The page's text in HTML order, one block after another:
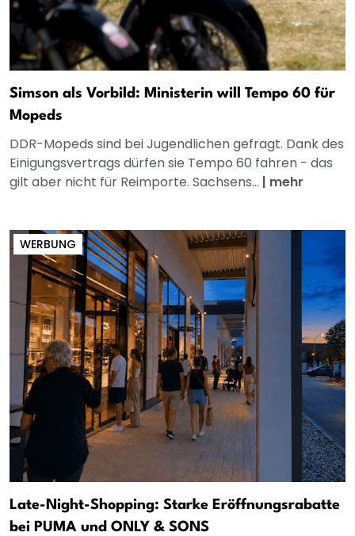
Simson als Vorbild: Ministerin will Tempo 60 für
Mopeds
DDR-Mopeds sind bei Jugendlichen gefragt. Dank des
Einigungsvertrags dürfen sie Tempo 60 fahren - das
gilt aber nicht für Reimporte. Sachsens... | mehr
WERBUNG
Late-Night-Shopping: Starke Eröffnungsrabatte
bei PUMA und ONLY & SONS